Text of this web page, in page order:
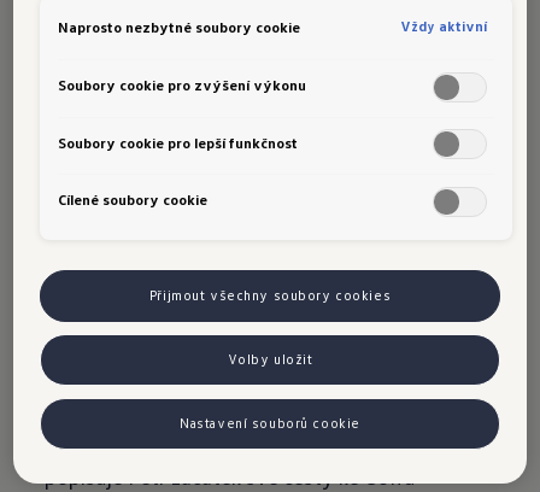
Jeden z exemplářů tohoto provedení vyrobený
v roce 1999 si už v roce 2006 pořídil i Petr
Marek. Jak sám říká, byla to vlastně docela
náhodná volba. "Jsem fanda značky, vždy mě
Měl jsem několik Brouků. Jenže když se mi začala
ní moc nejde," naznačuje Petr Marek důvod, proč
začal hledat za svého automobilového oblíbence
náhradu.
Golf Cabriolet ale nebyl první volbou. "Původně
byl v plánu Transporter T1, jenže jsem vybíral
tak dlouho, až jsem přebral a T1 byl moc drahý,"
Naprosto nezbytné soubory cookie Vždy aktivní
Soubory cookie pro zvýšení výkonu
Soubory cookie pro lepší funkčnost
Cílené soubory cookie
Přijmout všechny soubory cookies
Volby uložit
Nastavení souborů cookie